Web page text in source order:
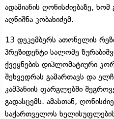
ადამიანის ღონისძიებაზე, ხომ
აღნიშნა კობახიძემ.
13 დეკემბერს ათონელის
პრეზიდენტი სალომე
ქვეყნების დიპლომატიური
შეხვედრას გამართავს და
კამპანიის ფარგლებში
გადასცემს. ამასთან,
საქართველოს